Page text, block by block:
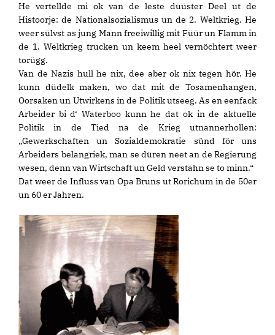
He vertellde mi ok van de leste düüster Deel ut de
Histoorje: de Nationalsozialismus un de 2. Weltkrieg. He
weer sülvst as jung Mann freeiwillig mit Füür un Flamm in
de 1. Weltkrieg trucken un keem heel vernöchtert weer
torügg.
Van de Nazis hull he nix, dee aber ok nix tegen hör. He
kunn düdelk maken, wo dat mit de Tosamenhangen,
Oorsaken un Utwirkens in de Politik utseeg. As en eenfack
Arbeider bi d‘ Waterboo kunn he dat ok in de aktuelle
Politik in de Tied na de Krieg utnannerhollen:
Gewerkschaften un Sozialdemokratie sünd för uns
Arbeiders belangriek, man se düren neet an de Regierung
wesen, denn van Wirtschaft un Geld verstahn se to minn.“
Dat weer de Influss van Opa Bruns ut Rorichum in de 50er
un 60 er Jahren.